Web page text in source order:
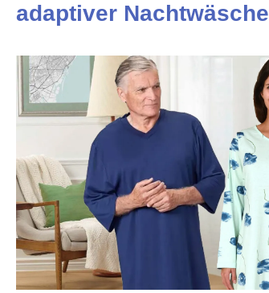
adaptiver Nachtwäsche